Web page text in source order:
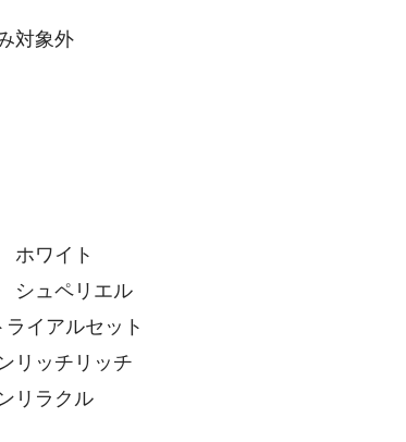
対象外
ホワイト
シュペリエル
イアルセット
リッチリッチ
リラクル